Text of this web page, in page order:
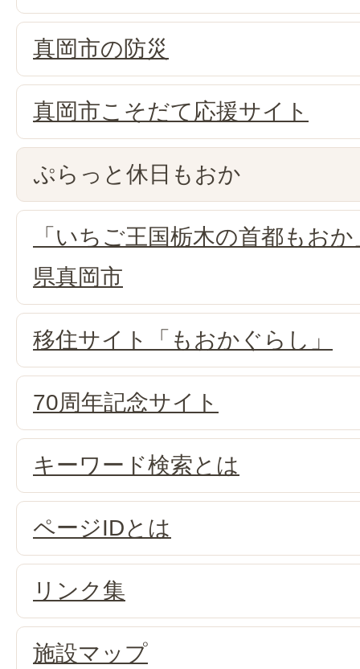
真岡市の防災
真岡市こそだて応援サイト
ぷらっと休日もおか
「いちご王国栃木の首都もお
県真岡市
移住サイト「もおかぐらし」
70周年記念サイト
キーワード検索とは
ページIDとは
リンク集
施設マップ